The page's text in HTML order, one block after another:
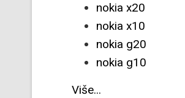
nokia x20
nokia x10
nokia g20
nokia g10
Više...